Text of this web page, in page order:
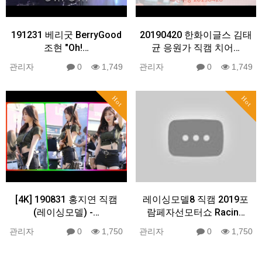
191231 베리굿 BerryGood
조현 "Oh!…
관리자 0 1,749
20190420 한화이글스 김태
균 응원가 직캠 치어…
관리자 0 1,749
Hot
[4K] 190831 홍지연 직캠
(레이싱모델) -…
관리자 0 1,750
Hot
레이싱모델8 직캠 2019포
람페자선모터쇼 Racin…
관리자 0 1,750